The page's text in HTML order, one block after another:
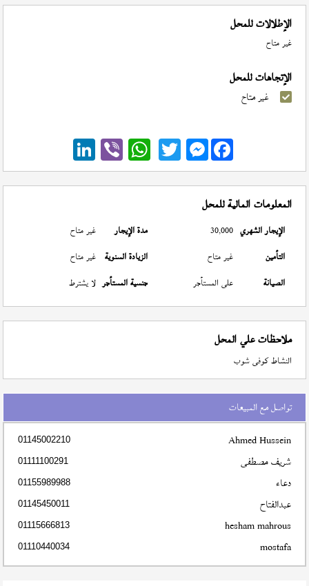
الإطلالات للمحل
غير متاح
الإتجاهات للمحل
غير متاح
Messenger
المعلومات المالية للمحل
الإيجار الشهري 30,000 مدة الإيجار
غير متاح
التأمين
غير متاح الزيادة السنوية غير متاح
الصيانة
على المستأجر جنسية المستأجر لا يشترط
ملاحظات علي المحل
النشاط كوفى شوب
تواصل مع المبيعات
Ahmed Hussein
01145002210
شريف مصطفى 01111100291
دعاء 01155989988
عبدالفتاح 01145450011
hesham mahrous
01115666813
mostafa
01110440034